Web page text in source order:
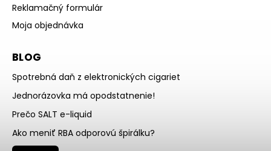
Reklamačný formulár
Moja objednávka
BLOG
Spotrebná daň z elektronických cigariet
Jednorázovka má opodstatnenie!
Prečo SALT e-liquid
Ako meniť RBA odporovú špirálku?